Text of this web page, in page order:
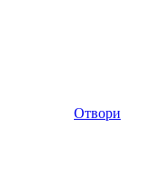
Отвори